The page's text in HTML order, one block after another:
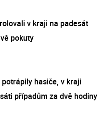
v kraji na padesát
pokuty
hasiče, v kraji
případům za dvě hodiny